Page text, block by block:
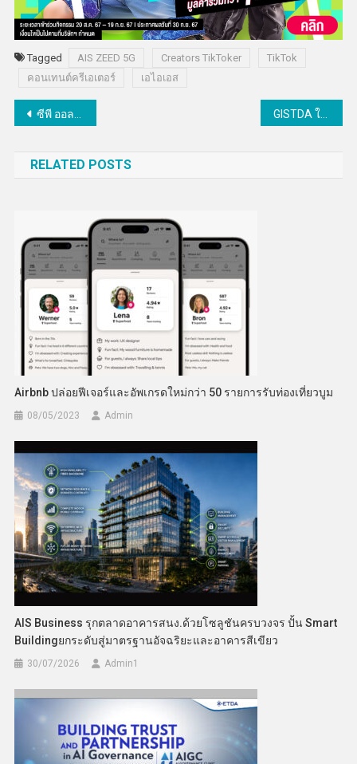
Tagged AIS ZEED 5G Creators TikToker
TikTok
คอนเทนต์ครีเอเตอร์
เอไอเอส
แนะแนว
ซีพี ออลล์-เซเว่น อีเลฟเว่น ร่วมกับพันธมิตร ไทย-สิงคโปร์-ไต้หวัน จัดค่าย “Creative AI Camp ปีที่ 7” GISTDA ใช้ภาพถ่ายดาวเทียมติดตามสถานการณ์พื้นที่น้ำท่วม
RELATED POSTS
Airbnb ปล่อยฟีเจอร์และอัพเกรดใหม่กว่า 50 รายการรับท่องเที่ยวบูม
08/05/2023 Admin
AIS Business รุกตลาดอาคารสนง.ด้วยโซลูชันครบวงจร ปั้น Smart
Buildingยกระดับสู่มาตรฐานอัจฉริยะและอาคารสีเขียว
30/07/2026 Admin​1